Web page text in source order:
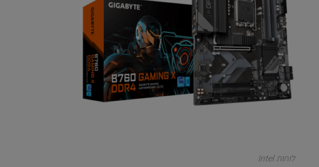
לוחות Intel